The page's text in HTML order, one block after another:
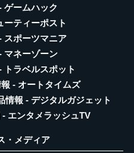
ゲームハック
ーティーポスト
スポーツマニア
マネーゾーン
トラベルスポット
- オートタイムズ
情報 - デジタルガジェット
エンタメラッシュTV
・メディア